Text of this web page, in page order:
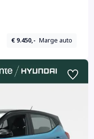
€ 9.450,- Marge auto